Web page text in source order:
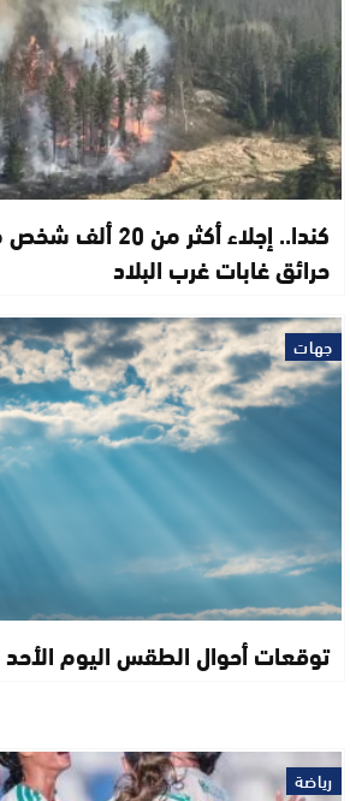
كندا.. إجلاء أكثر
حرائق غابات غرب البلاد
جهات
توقعات أحوال الطقس اليوم الأحد
رياضة